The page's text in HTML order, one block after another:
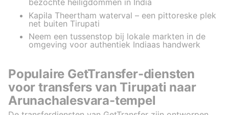
bezochte heiligdommen in India
Kapila Theertham waterval – een pittoreske plek
net buiten Tirupati
Neem een tussenstop bij lokale markten in de
omgeving voor authentiek Indiaas handwerk
Populaire GetTransfer-diensten
voor transfers van Tirupati naar
Arunachalesvara-tempel